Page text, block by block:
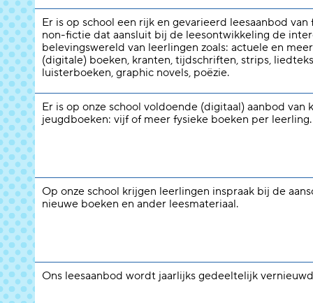
Er is op school een rijk en gevarieerd leesaanbod van
non-fictie dat aansluit bij de leesontwikkeling de
belevingswereld van leerlingen zoals: actuele en
(digitale) boeken, kranten, tijdschriften, strips,
luisterboeken, graphic novels, poëzie.
Er is op onze school voldoende (digitaal) aanbod van
jeugdboeken: vijf of meer fysieke boeken per leerling.
Op onze school krijgen leerlingen inspraak bij de
nieuwe boeken en ander leesmateriaal.
Ons leesaanbod wordt jaarlijks gedeeltelijk